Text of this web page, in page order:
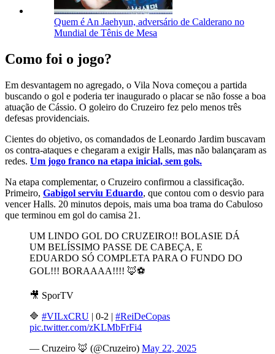
Quem é An Jaehyun, adversário de Calderano no
Mundial de Tênis de Mesa
Como foi o jogo?
Em desvantagem no agregado, o Vila Nova começou a partida
buscando o gol e poderia ter inaugurado o placar se não fosse a boa
atuação de Cássio. O goleiro do Cruzeiro fez pelo menos três
defesas providenciais.
Cientes do objetivo, os comandados de Leonardo Jardim buscavam
os contra-ataques e chegaram a exigir Halls, mas não balançaram as
redes. Um jogo franco na etapa inicial, sem gols.
Na etapa complementar, o Cruzeiro confirmou a classificação.
Primeiro, Gabigol serviu Eduardo, que contou com o desvio para
vencer Halls. 20 minutos depois, mais uma boa trama do Cabuloso
que terminou em gol do camisa 21.
UM LINDO GOL DO CRUZEIRO!! BOLASIE DÁ
UM BELÍSSIMO PASSE DE CABEÇA, E
EDUARDO SÓ COMPLETA PARA O FUNDO DO
GOL!!! BORAAAA!!!! 🦊⚽️
🎥 SporTV
🔷 #VILxCRU | 0-2 | #ReiDeCopas
pic.twitter.com/zKLMbFrFi4
— Cruzeiro 🦊 (@Cruzeiro) May 22, 2025